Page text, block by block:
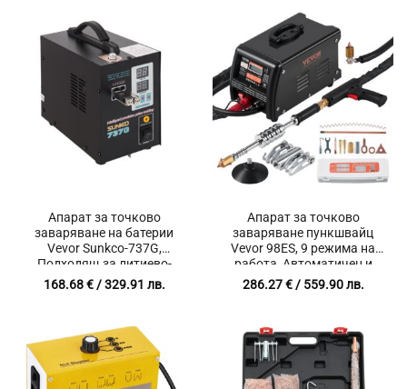
Апарат за точково
заваряване на батерии
Vevor Sunkco-737G,
Подходящ за литиево-
йонни батерии тип 18650 и
14500, Регулируем
800 A
168.68€/ 329.91 лв.
Апарат за точково
заваряване пункшвайц
Vevor 98ES, 9 режима на
работа, Автоматичен и
ръчен режим на
заваряване
286.27€/ 559.90 лв.